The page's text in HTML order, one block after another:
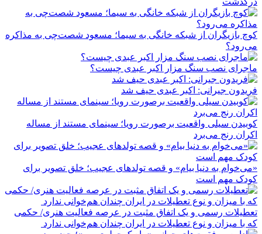
کوچ بازیگران از شبکه خانگی به سیما؛ مسعود شصت‌چی به مذاکره
می‌رود؟
ماجرای نصب سنگ مزار اکبر عبدی چیست؟
فریدون جیرانی: اکبر عبدی حیف شد
کوبیدن سیلی واقعیت برصورت رویا؛ سینمای مستند از مساله
اکران رنج می‌برد
«می‌خوام به دنیا بیام» و قصه تولدهای عجیب؛ خلق تصویر برای
کودک مهم است
تعطیلات رسمی و یک اتفاق مثبت در عرصه فعالیت هنری/ حکمی
که با میزان و نوع تعطیلات در ایران چندان هم‌خوانی ندارد